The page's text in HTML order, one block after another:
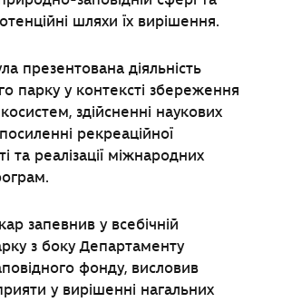
шляхи їх вирішення.
презентована діяльність
парку у контексті збереження
здійсненні наукових
рекреаційної
та реалізації міжнародних
запевнив у всебічній
з боку Департаменту
фонду, висловив
у вирішенні нагальних